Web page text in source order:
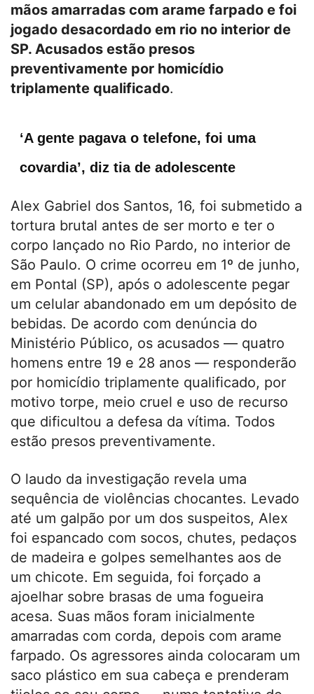
mãos amarradas com arame farpado e foi
jogado desacordado em rio no interior de
SP. Acusados estão presos
preventivamente por homicídio
triplamente qualificado.
‘A gente pagava o telefone, foi uma
covardia’, diz tia de adolescente
Alex Gabriel dos Santos, 16, foi submetido a
tortura brutal antes de ser morto e ter o
corpo lançado no Rio Pardo, no interior de
São Paulo. O crime ocorreu em 1º de junho,
em Pontal (SP), após o adolescente pegar
um celular abandonado em um depósito de
bebidas. De acordo com denúncia do
Ministério Público, os acusados — quatro
homens entre 19 e 28 anos — responderão
por homicídio triplamente qualificado, por
motivo torpe, meio cruel e uso de recurso
que dificultou a defesa da vítima. Todos
estão presos preventivamente.
O laudo da investigação revela uma
sequência de violências chocantes. Levado
até um galpão por um dos suspeitos, Alex
foi espancado com socos, chutes, pedaços
de madeira e golpes semelhantes aos de
um chicote. Em seguida, foi forçado a
ajoelhar sobre brasas de uma fogueira
acesa. Suas mãos foram inicialmente
amarradas com corda, depois com arame
farpado. Os agressores ainda colocaram um
saco plástico em sua cabeça e prenderam